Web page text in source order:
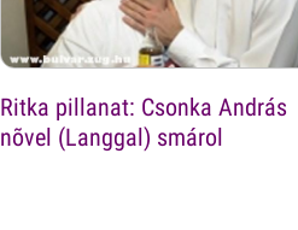
Ritka pillanat: Csonka András
nõvel (Langgal) smárol